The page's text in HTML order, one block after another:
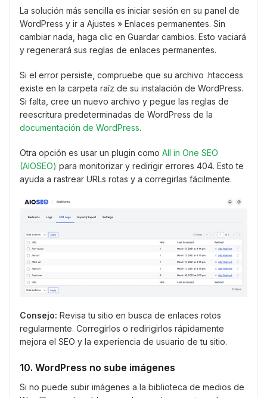
La solución más sencilla es iniciar sesión en su panel de
WordPress y ir a Ajustes » Enlaces permanentes. Sin
cambiar nada, haga clic en Guardar cambios. Esto vaciará
y regenerará sus reglas de enlaces permanentes.
Si el error persiste, compruebe que su archivo .htaccess
existe en la carpeta raíz de su instalación de WordPress.
Si falta, cree un nuevo archivo y pegue las reglas de
reescritura predeterminadas de WordPress de la
documentación de WordPress.
Otra opción es usar un plugin como All in One SEO
(AIOSEO) para monitorizar y redirigir errores 404. Esto te
ayuda a rastrear URLs rotas y a corregirlas fácilmente.
Consejo: Revisa tu sitio en busca de enlaces rotos
regularmente. Corregirlos o redirigirlos rápidamente
mejora el SEO y la experiencia de usuario de tu sitio.
10. WordPress no sube imágenes
Si no puede subir imágenes a la biblioteca de medios de